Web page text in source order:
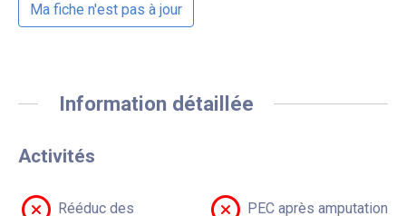
Ma fiche n'est pas à jour
Information détaillée
Activités
Rééduc des
PEC après amputation